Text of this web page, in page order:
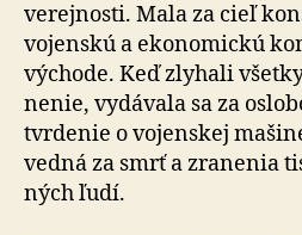
verejnosti. Mala za cieľ
vojenskú a eko­no­mickú
východe. Keď zlyhali
nenie, vydávala sa za
tvrdenie o vo­jen­skej
vedná za smrť a zra­nenia
ných ľudí.